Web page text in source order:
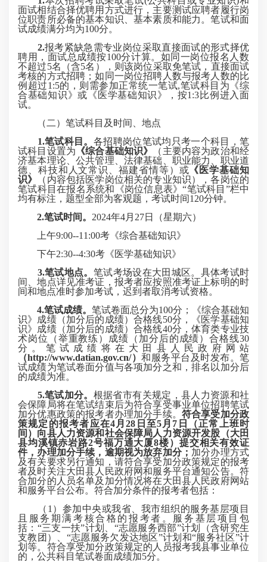
面试相结合择优聘用方式进行，主要测试应聘者履行岗
位职责所必备的基本知识、基本素质和能力。笔试和面
试成绩满分均为100分。
2.报考紧缺急需专业岗位采取直接面试的形式择优
聘用，面试总成绩按100分计算。如同一岗位报名人数
不超过5名（含5名），则该岗位采取免笔试，直接面试
考核的方式招聘；如同一岗位招聘人数与报考人数的比
例超过1:5的，则需参加正常统一笔试,笔试科目为《综
合基础知识》或《医学基础知识》，按1:3比例进入面
试。
（二）笔试科目及时间、地点
1.笔试科目 。 各招聘岗位笔试均只考一个科目，笔
试科目设置为 《综合基础知识》
（主要内容为政治和经
济基本理论、公共管理、法律基础、职业能力、职业道
德、科技和人文常识、福建省情等）或 《医学基础知
识》
（内容包括医学岗位相关的专业知识），各岗位的
笔试科目在报名系统和《岗位信息表》“笔试科目”栏中
均有标注，题型全部为客观题，考试时间120分钟。
2.笔试时间。 2024年4月27日（星期六）
上午9:00--11:00考《综合基础知识》
下午2:30--4:30考《医学基础知识》
3.笔试地点。 笔试考场设在大田城区。具体考试时
间、地点详见准考证，报考者应按照准考证上标明的时
间和地点准时参加考试，迟到者取消考试资格。
4.笔试成绩。 笔试卷面总分为100分；《综合基础知
识》成绩（加分后的成绩）合格线50分，《医学基础知
识》成绩（加分后的成绩）合格线40分，体育类专业技
术岗位（举重教练）成绩（加分后的成绩）合格线30
分。笔试成绩将在大田县人民政府网站
（http://www.datian.gov.cn/）和服务平台及时发布。笔
试成绩为笔试卷面分值与各项加分之和，排名以加分后
的成绩为准。
5.笔试加分。 根据省市有关规定，县人力资源和社
会保障局将在笔试结束后为符合享受事业单位招聘笔试
加分优惠政策的报考者办理加分手续。 符合享受加分政
策规定的报考者应在4月28日至5月7日（正常上班时
间）向县人力资源和社会保障局人力资源开发股（大田
县均溪镇赤岩路2号福万通大厦8楼）提交相关有效证
件，办理加分手续，逾期视为放弃加分； 加分办理方式
及有关要求另行通知，请符合享受加分政策规定的报考
者及时关注大田县人民政府网和服务平台通知公告。符
合加分的人员名单及加分情况将在大田县人民政府网站
和服务平台公布。符合加分条件的报考者包括：
（1）参加中央或我省、我市组织的服务基层项目
且服务期满考核合格的报考者。服务基层项目包
括：“三支一扶”计划、“志愿服务西部”计划（含研究生
支教团）、“志愿服务欠发达地区”计划和“服务社区”计
划等。符合享受加分政策规定的人员报考我县事业单位
的，公共科目笔试卷面成绩加5分。